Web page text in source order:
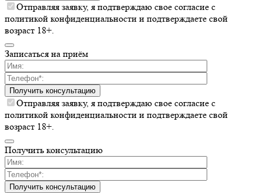
Отправляя заявку, я подтверждаю свое согласие с
политикой конфиденциальности и подтверждаете свой
возраст 18+.
Записаться на приём
Получить консультацию
Отправляя заявку, я подтверждаю свое согласие с
политикой конфиденциальности и подтверждаете свой
возраст 18+.
Получить консультацию
Получить консультацию